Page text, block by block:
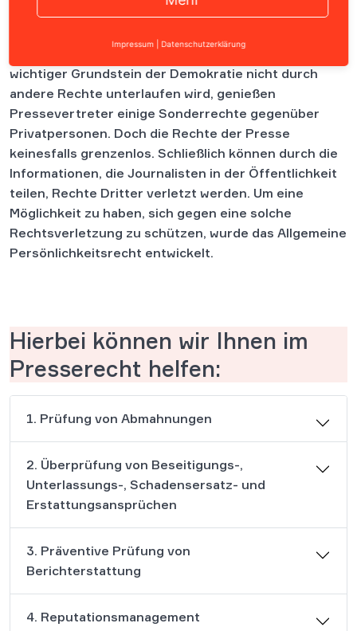
Grundgesetzes. Damit die Pressefreiheit als
wichtiger Grundstein der Demokratie nicht durch
andere Rechte unterlaufen wird, genießen
Pressevertreter einige Sonderrechte gegenüber
Privatpersonen. Doch die Rechte der Presse
keinesfalls grenzenlos. Schließlich können durch die
Informationen, die Journalisten in der Öffentlichkeit
teilen, Rechte Dritter verletzt werden. Um eine
Möglichkeit zu haben, sich gegen eine solche
Rechtsverletzung zu schützen, wurde das Allgemeine
Persönlichkeitsrecht entwickelt.
Hierbei können wir Ihnen im
Presserecht helfen:
1. Prüfung von Abmahnungen
2. Überprüfung von Beseitigungs-,
Unterlassungs-, Schadensersatz- und
Erstattungsansprüchen
3. Präventive Prüfung von
Berichterstattung
4. Reputationsmanagement
Impressum Datenschutzerklärung